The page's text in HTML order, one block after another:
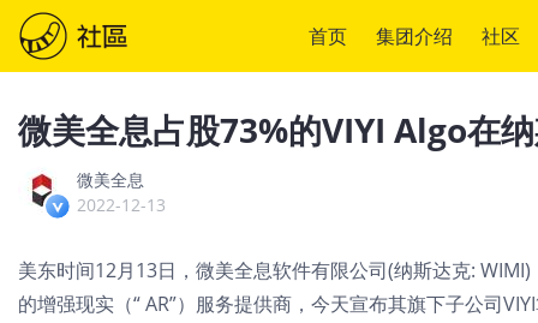
首页 集团介绍 社区
微美全息占股73%的VIYI Algo在
微美全息
2022-12-13
美东时间12月13日，微美全息软件有限公司(纳斯达克:
的增强现实（“ AR”）服务提供商，今天宣布其旗下子公司